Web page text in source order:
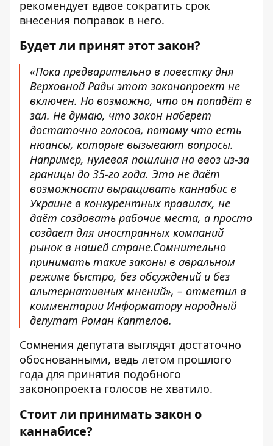
рекомендует вдвое сократить срок
внесения поправок в него.
Будет ли принят этот закон?
«Пока предварительно в повестку дня
Верховной Рады этот законопроект не
включен. Но возможно, что он попадёт в
зал. Не думаю, что закон наберет
достаточно голосов, потому что есть
нюансы, которые вызывают вопросы.
Например, нулевая пошлина на ввоз из-за
границы до 35-го года. Это не даёт
возможности выращивать каннабис в
Украине в конкурентных правилах, не
даёт создавать рабочие места, а просто
создает для иностранных компаний
рынок в нашей стране.Сомнительно
принимать такие законы в авральном
режиме быстро, без обсуждений и без
альтернативных мнений», – отметил в
комментарии Информатору народный
депутат Роман Каптелов.
Сомнения депутата выглядят достаточно
обоснованными, ведь летом прошлого
года для принятия подобного
законопроекта голосов не хватило.
Стоит ли принимать закон о
каннабисе?